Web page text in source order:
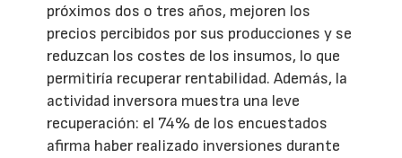
próximos dos o tres años, mejoren los
precios percibidos por sus producciones y se
reduzcan los costes de los insumos, lo que
permitiría recuperar rentabilidad. Además, la
actividad inversora muestra una leve
recuperación: el 74% de los encuestados
afirma haber realizado inversiones durante